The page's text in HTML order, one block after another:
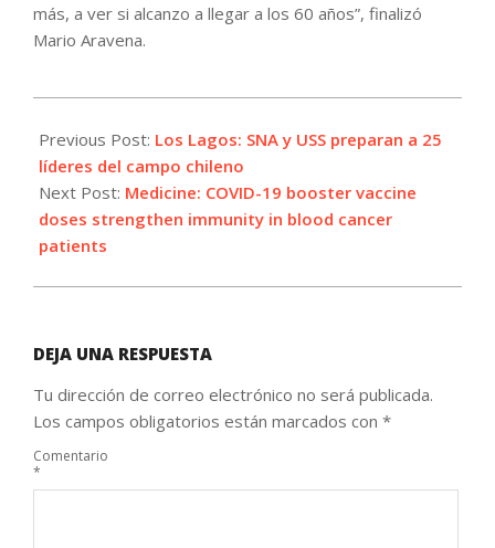
más, a ver si alcanzo a llegar a los 60 años”, finalizó
Mario Aravena.
07-
03
Previous Post: Los Lagos: SNA y USS preparan a 25
líderes del campo chileno
Next Post: Medicine: COVID-19 booster vaccine
doses strengthen immunity in blood cancer
patients
DEJA UNA RESPUESTA
Tu dirección de correo electrónico no será publicada.
Los campos obligatorios están marcados con *
Comentario
*